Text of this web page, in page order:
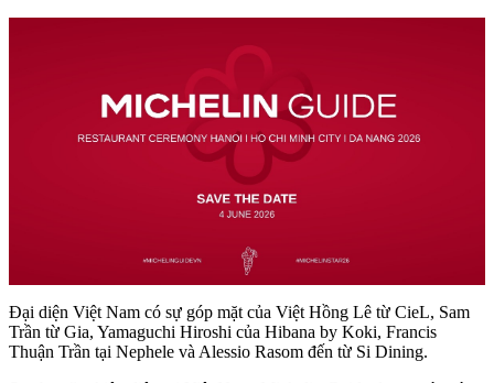
Đại diện Việt Nam có sự góp mặt của Việt Hồng Lê từ CieL, Sam
Trần từ Gia, Yamaguchi Hiroshi của Hibana by Koki, Francis
Thuận Trần tại Nephele và Alessio Rasom đến từ Si Dining.